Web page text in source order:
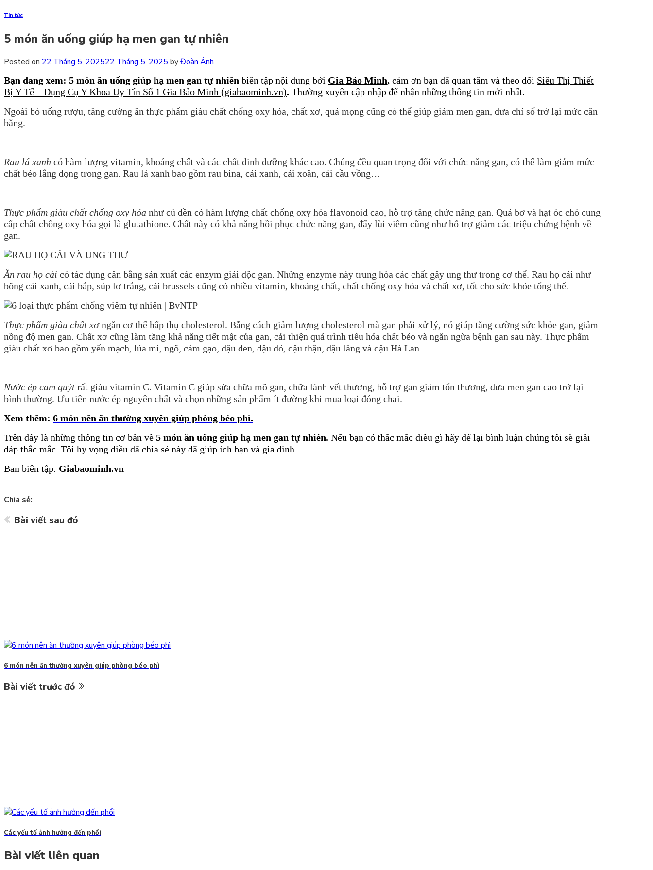
Tin tức
5 món ăn uống giúp hạ men gan tự nhiên
Posted on 22 Tháng 5, 202522 Tháng 5, 2025 byĐoàn Ánh
Bạn đang xem: 5 món ăn uống giúp hạ men gan tự nhiên biên tập nội dung bởi Gia Bảo Minh, cảm ơn bạn đã quan tâm và theo dõi Siêu Thị Thiết
Bị Y Tế – Dụng Cụ Y Khoa Uy Tín Số 1 Gia Bảo Minh (giabaominh.vn). Thường xuyên cập nhập để nhận những thông tin mới nhất.
Ngoài bỏ uống rượu, tăng cường ăn thực phẩm giàu chất chống oxy hóa, chất xơ, quả mọng cũng có thể giúp giảm men gan, đưa chỉ số trở lại mức cân
bằng.
Rau lá xanh có hàm lượng vitamin, khoáng chất và các chất dinh dưỡng khác cao. Chúng đều quan trọng đối với chức năng gan, có thể làm giảm mức
chất béo lắng đọng trong gan. Rau lá xanh bao gồm rau bina, cải xanh, cải xoăn, cải cầu vồng…
Thực phẩm giàu chất chống oxy hóa như củ dền có hàm lượng chất chống oxy hóa flavonoid cao, hỗ trợ tăng chức năng gan. Quả bơ và hạt óc chó cung
cấp chất chống oxy hóa gọi là glutathione. Chất này có khả năng hồi phục chức năng gan, đẩy lùi viêm cũng như hỗ trợ giảm các triệu chứng bệnh về
gan.
Ăn rau họ cải có tác dụng cân bằng sản xuất các enzym giải độc gan. Những enzyme này trung hòa các chất gây ung thư trong cơ thể. Rau họ cải như
bông cải xanh, cải bắp, súp lơ trắng, cải brussels cũng có nhiều vitamin, khoáng chất, chất chống oxy hóa và chất xơ, tốt cho sức khỏe tổng thể.
Thực phẩm giàu chất xơngăn cơ thể hấp thụ cholesterol. Bằng cách giảm lượng cholesterol mà gan phải xử lý, nó giúp tăng cường sức khỏe gan, giảm
nồng độ men gan. Chất xơ cũng làm tăng khả năng tiết mật của gan, cải thiện quá trình tiêu hóa chất béo và ngăn ngừa bệnh gan sau này. Thực phẩm
giàu chất xơ bao gồm yến mạch, lúa mì, ngô, cám gạo, đậu đen, đậu đỏ, đậu thận, đậu lăng và đậu Hà Lan.
Nước ép cam quýt rất giàu vitamin C. Vitamin C giúp sửa chữa mô gan, chữa lành vết thương, hỗ trợ gan giảm tổn thương, đưa men gan cao trở lại
bình thường. Ưu tiên nước ép nguyên chất và chọn những sản phẩm ít đường khi mua loại đóng chai.
Xem thêm: 6 món nên ăn thường xuyên giúp phòng béo phì.
Trên đây là những thông tin cơ bản về 5 món ăn uống giúp hạ men gan tự nhiên. Nếu bạn có thắc mắc điều gì hãy để lại bình luận chúng tôi sẽ giải
đáp thắc mắc. Tôi hy vọng điều đã chia sẻ này đã giúp ích bạn và gia đình.
Ban biên tập: Giabaominh.vn
Chia sẻ:
Bài viết sau đó
6 món nên ăn thường xuyên giúp phòng béo phì
Bài viết trước đó
Các yếu tố ảnh hưởng đến phổi
Bài viết liên quan